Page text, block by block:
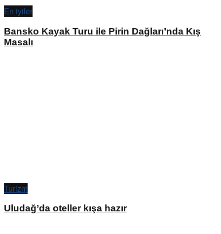
En iyiler
Bansko Kayak Turu ile Pirin Dağları’nda Kış
Masalı
Turizm
Uludağ’da oteller kışa hazır